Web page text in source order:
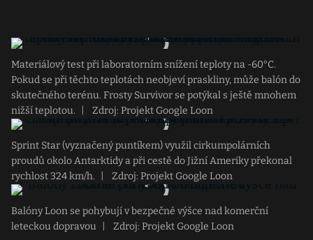
Materiálový test při laboratorním snížení teploty na -60°C.
Pokud se při těchto teplotách neobjeví praskliny, může balón do
skutečného terénu. Frosty Survivor se potýkal s ještě mnohem
nižší teplotou.
Zdroj: Projekt Google Loon
Sprint Star (vyznačený puntíkem) využil cirkumpolárních
proudů okolo Antarktidy a při cestě do Jižní Ameriky překonal
rychlost 324 km/h.
Zdroj: Projekt Google Loon
Balóny Loon se pohybují v bezpečné výšce nad komerční
leteckou dopravou
Zdroj: Projekt Google Loon